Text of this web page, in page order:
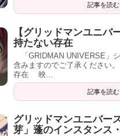
記事を読む
【グリッドマンユニバ
持たない存在
「GRIDMAN UNIVERSE」
含みますのでご了承ください
存在 映...
記事を読む
グリッドマンユニバー
芽」蓬のインスタンス